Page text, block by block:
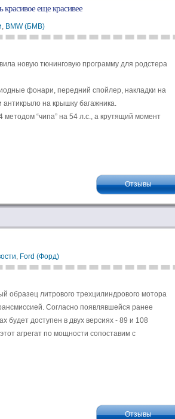
еще красивее
, BMW (БМВ)
новую тюнинговую программу для родстера
фонари, передний спойлер, накладки на
на крышку багажника.
“чипа” на 54 л.с., а крутящий момент
Отзывы
, Ford (Форд)
образец литрового трехцилиндрового мотора
Согласно появлявшейся ранее
доступен в двух версиях - 89 и 108
агрегат по мощности сопоставим с
Отзывы